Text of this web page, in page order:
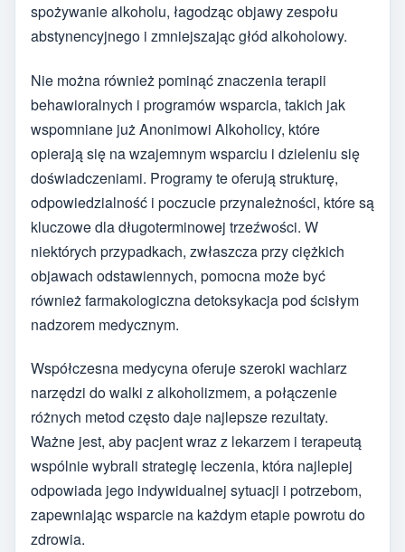
spożywanie alkoholu, łagodząc objawy zespołu
abstynencyjnego i zmniejszając głód alkoholowy.
Nie można również pominąć znaczenia terapii
behawioralnych i programów wsparcia, takich jak
wspomniane już Anonimowi Alkoholicy, które
opierają się na wzajemnym wsparciu i dzieleniu się
doświadczeniami. Programy te oferują strukturę,
odpowiedzialność i poczucie przynależności, które są
kluczowe dla długoterminowej trzeźwości. W
niektórych przypadkach, zwłaszcza przy ciężkich
objawach odstawiennych, pomocna może być
również farmakologiczna detoksykacja pod ścisłym
nadzorem medycznym.
Współczesna medycyna oferuje szeroki wachlarz
narzędzi do walki z alkoholizmem, a połączenie
różnych metod często daje najlepsze rezultaty.
Ważne jest, aby pacjent wraz z lekarzem i terapeutą
wspólnie wybrali strategię leczenia, która najlepiej
odpowiada jego indywidualnej sytuacji i potrzebom,
zapewniając wsparcie na każdym etapie powrotu do
zdrowia.